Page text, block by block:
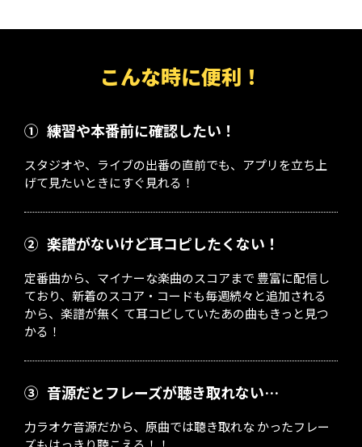
こんな時に便利！
① 練習や本番前に確認したい！
スタジオや、ライブの出番の直前でも、アプリを立ち上
げて見たいときにすぐ見れる！
② 楽譜がないけど耳コピしたくない！
定番曲から、マイナーな楽曲のスコアまで 豊富に配信し
ており、新着のスコア・コードも毎週続々と追加される
から、楽譜が無く て耳コピしていたあの曲もきっと見つ
かる！
③ 音源だとフレーズが聴き取れない…
力ラオケ音源だから、原曲では聴き取れな かったフレー